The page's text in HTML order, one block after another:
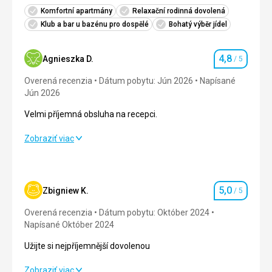
Komfortní apartmány
Relaxační rodinná dovolená
Klub a bar u bazénu pro dospělé
Bohatý výběr jídel
Agnieszka D. Hodnotenie
4,8 / 5
Overená recenzia Dátum pobytu: Jún 2026
Napísané
Jún 2026
Velmi příjemná obsluha na recepci.
Velmi příjemná obsluha na recepci.
Ubytovanie 5,0/ 5
Okolie
Zobraziť viac
Zbigniew K. Hodnotenie
5,0 / 5
Overená recenzia
Dátum pobytu: Október 2024
Napísané Október 2024
Užijte si nejpříjemnější dovolenou
Užijte si nejpříjemnější dovolenou
Zobraziť viac